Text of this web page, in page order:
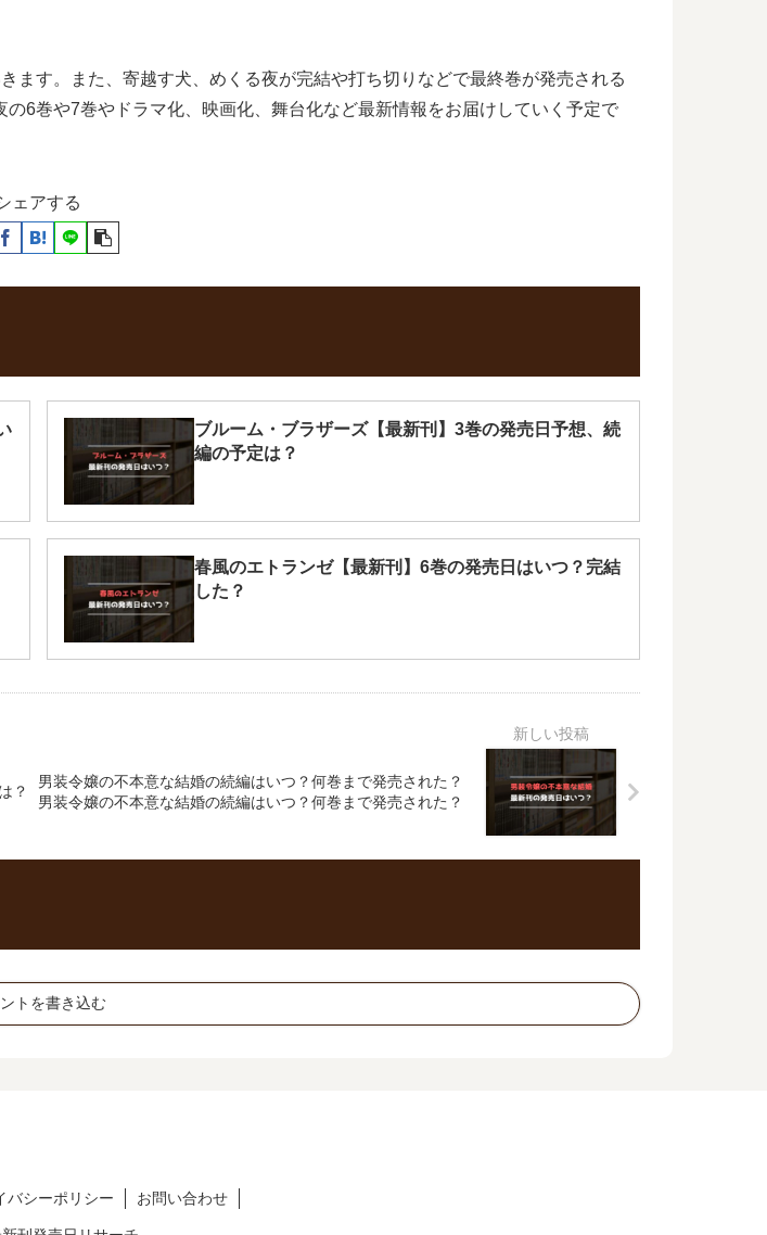
ます。また、寄越す犬、めくる夜が完結や打ち切りなどで最終巻が発売される
6巻や7巻やドラマ化、映画化、舞台化など最新情報をお届けしていく予定で
ェアする
ブルーム・ブラザーズ【最新刊】3巻の発売日予想、続
編の予定は？
春風のエトランゼ【最新刊】6巻の発売日はいつ？完結
した？
？
男装令嬢の不本意な結婚の続編はいつ？何巻まで発売された？
男装令嬢の不本意な結婚の続編はいつ？何巻まで発売された？
トを書き込む
バシーポリシー お問い合わせ